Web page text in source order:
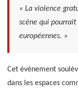
« La violence
scène qui pourrait
européennes. »
Cet événement
dans les espaces